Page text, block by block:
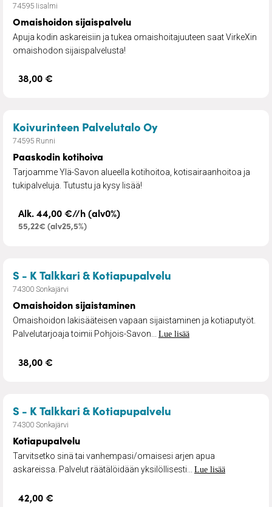
74595 Iisalmi
Omaishoidon sijaispalvelu
Apuja kodin askareisiin ja tukea omaishoitajuuteen saat VirkeXin
omaishodon sijaispalvelusta!
38,00 €
Koivurinteen Palvelutalo Oy– Paaskodin kotihoiva
74595 Runni
Paaskodin kotihoiva
Tarjoamme Ylä-Savon alueella kotihoitoa, kotisairaanhoitoa ja
tukipalveluja. Tutustu ja kysy lisää!
Alk. 44,00 €//h (alv0%)
55,22€ (alv25,5%)
S - K Talkkari & Kotiapupalvelu
74300 Sonkajärvi
Omaishoidon sijaistaminen
Omaishoidon lakisääteisen vapaan sijaistaminen ja kotiaputyöt.
Palvelutarjoaja toimii Pohjois-Savon... Lue lisää
38,00 €
S - K Talkkari & Kotiapupalvelu
74300 Sonkajärvi
Kotiapupalvelu
Tarvitsetko sinä tai vanhempasi/omaisesi arjen apua
askareissa. Palvelut räätälöidään yksilöllisesti... Lue lisää
42,00 €